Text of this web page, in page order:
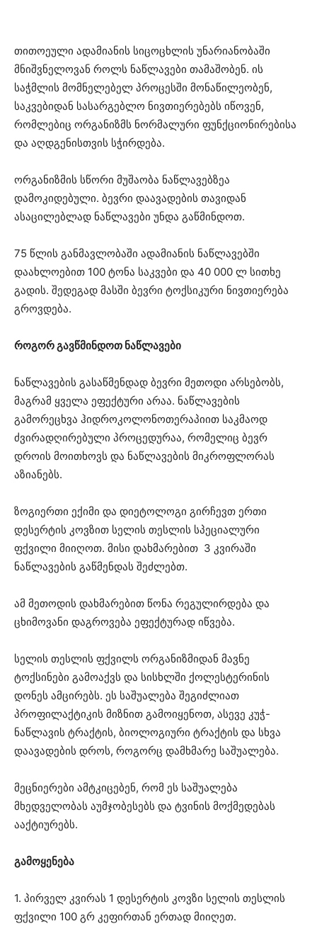
თითოეული ადამიანის სიცოცხლის უნარიანობაში
მნიშვნელოვან როლს ნაწლავები თამაშობენ. ის
საჭმლის მომნელებელ პროცესში მონაწილეობენ,
საკვებიდან სასარგებლო ნივთიერებებს იწოვენ,
რომლებიც ორგანიზმს ნორმალური ფუნქციონირებისა
და აღდგენისთვის სჭირდება.
ორგანიზმის სწორი მუშაობა ნაწლავებზეა
დამოკიდებული. ბევრი დაავადების თავიდან
ასაცილებლად ნაწლავები უნდა გაწმინდოთ.
75 წლის განმავლობაში ადამიანის ნაწლავებში
დაახლოებით 100 ტონა საკვები და 40 000 ლ სითხე
გადის. შედეგად მასში ბევრი ტოქსიკური ნივთიერება
გროვდება.
როგორ გავწმინდოთ ნაწლავები
ნაწლავების გასაწმენდად ბევრი მეთოდი არსებობს,
მაგრამ ყველა ეფექტური არაა. ნაწლავების
გამორეცხვა ჰიდროკოლონოთერაპიით საკმაოდ
ძვირადღირებული პროცედურაა, რომელიც ბევრ
დროის მოითხოვს და ნაწლავების მიკროფლორას
აზიანებს.
ზოგიერთი ექიმი და დიეტოლოგი გირჩევთ ერთი
დესერტის კოვზით სელის თესლის სპეციალური
ფქვილი მიიღოთ. მისი დახმარებით 3 კვირაში
ნაწლავების გაწმენდას შეძლებთ.
ამ მეთოდის დახმარებით წონა რეგულირდება და
ცხიმოვანი დაგროვება ეფექტურად იწვება.
სელის თესლის ფქვილს ორგანიზმიდან მავნე
ტოქსინები გამოაქვს და სისხლში ქოლესტერინის
დონეს ამცირებს. ეს საშუალება შეგიძლიათ
პროფილაქტიკის მიზნით გამოიყენოთ, ასევე კუჭ-
ნაწლავის ტრაქტის, ბიოლოგიური ტრაქტის და სხვა
დაავადების დროს, როგორც დამხმარე საშუალება.
მეცნიერები ამტკიცებენ, რომ ეს საშუალება
მხედველობას აუმჯობესებს და ტვინის მოქმედებას
ააქტიურებს.
გამოყენება
1. პირველ კვირას 1 დესერტის კოვზი სელის თესლის
ფქვილი 100 გრ კეფირთან ერთად მიიღეთ.